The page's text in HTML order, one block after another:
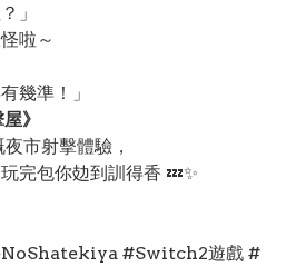
」
啦～
幾準！」
》
市射擊體驗，
完包你攰到訓得香 💤✨
#Switch2遊戲 #